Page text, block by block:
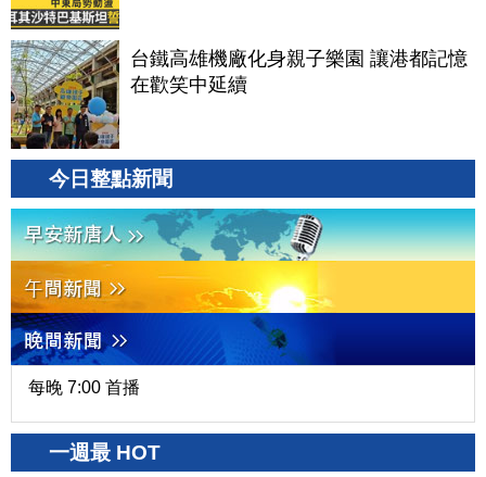
台鐵高雄機廠化身親子樂園 讓港都記憶
在歡笑中延續
今日整點新聞
每晚 7:00 首播
一週最 HOT